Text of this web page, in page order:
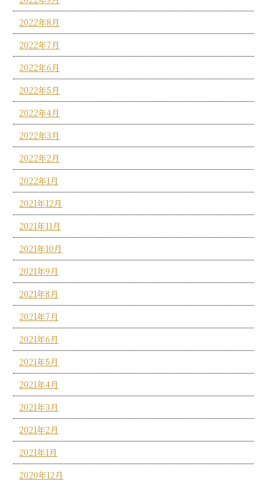
2022年8月
2022年7月
2022年6月
2022年5月
2022年4月
2022年3月
2022年2月
2022年1月
2021年12月
2021年11月
2021年10月
2021年9月
2021年8月
2021年7月
2021年6月
2021年5月
2021年4月
2021年3月
2021年2月
2021年1月
2020年12月